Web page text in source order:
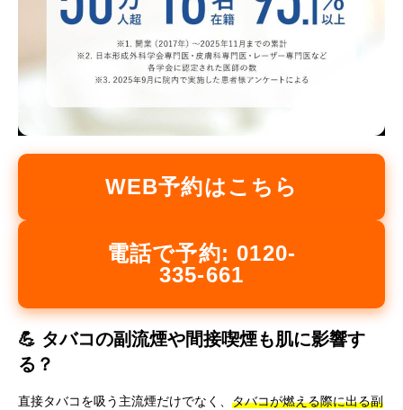
WEB予約はこちら
電話で予約: 0120-
335-661
💪 タバコの副流煙や間接喫煙も肌に影響す
る？
直接タバコを吸う主流煙だけでなく、 タバコが燃える際に出る副